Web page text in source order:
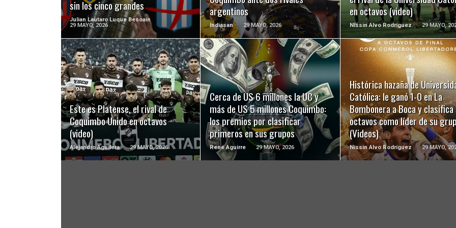
sin los cinco grandes
Julian Lautaro Luque Besoaín
29 MAYO, 2026
argentinos
Indiasan 29 MAYO, 2026
en octavos (video)
Nissin Alvo Rodríguez 29 MAYO,
Este es Platense, el rival de
Coquimbo Unido en octavos
(video)
Alejandro Aguilera 29 MAYO, 2026
LEER MÁS
Cerca de US 6 millones la UC y
más de US 5 millones Coquimbo:
los premios por clasificar
primeros en sus grupos
René Aguirre 29 MAYO, 2026
LEER MÁS
Histórica hazaña de
Católica: le ganó 1-0 en La
Bombonera a Boca y clasifica
octavos como líder de su
(Videos)
Nissin Alvo Rodríguez 29 MAYO,
LEER MÁS